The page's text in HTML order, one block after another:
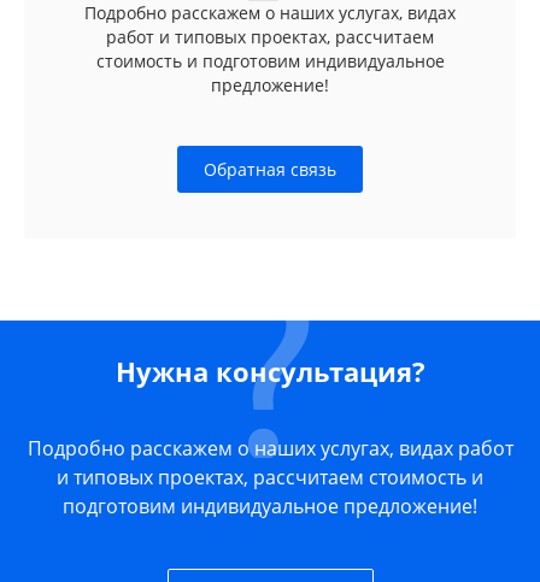
Подробно расскажем о наших услугах, видах
работ и типовых проектах, рассчитаем
стоимость и подготовим индивидуальное
предложение!
Обратная связь
Нужна консультация?
Подробно расскажем о наших услугах, видах работ
и типовых проектах, рассчитаем стоимость и
подготовим индивидуальное предложение!